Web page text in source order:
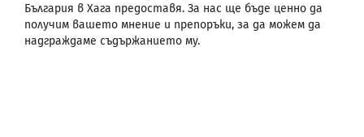
България в Хага предоставя. За нас ще бъде ценно да
получим вашето мнение и препоръки, за да можем да
надграждаме съдържанието му.